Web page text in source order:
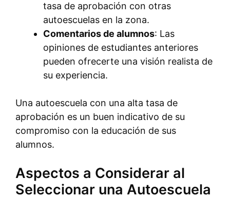
tasa de aprobación con otras
autoescuelas en la zona.
Comentarios de alumnos: Las
opiniones de estudiantes anteriores
pueden ofrecerte una visión realista de
su experiencia.
Una autoescuela con una alta tasa de
aprobación es un buen indicativo de su
compromiso con la educación de sus
alumnos.
Aspectos a Considerar al
Seleccionar una Autoescuela